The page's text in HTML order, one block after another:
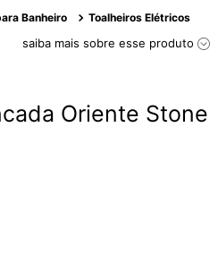
Banheiro Toalheiros Elétricos
saiba mais sobre esse produto
Oriente Stone